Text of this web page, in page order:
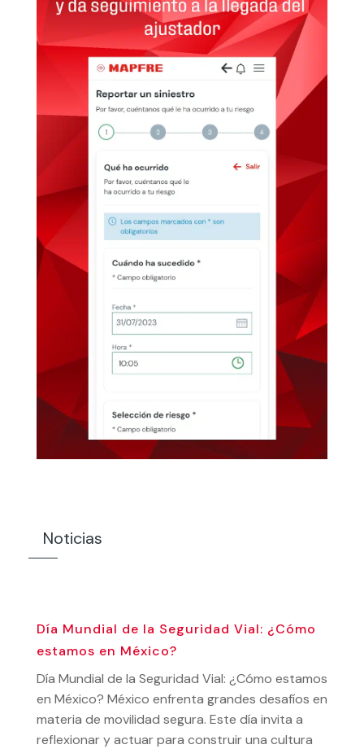
Noticias
Día Mundial de la Seguridad Vial: ¿Cómo
estamos en México?
Día Mundial de la Seguridad Vial: ¿Cómo estamos
en México? México enfrenta grandes desafíos en
materia de movilidad segura. Este día invita a
reflexionar y actuar para construir una cultura